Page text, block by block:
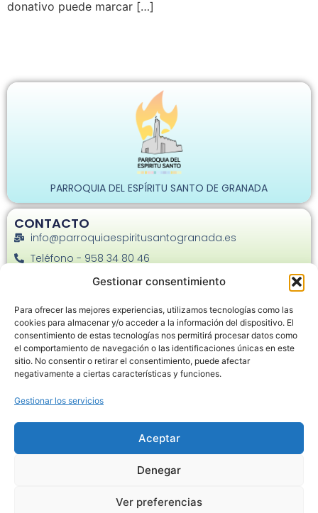
Gestionar consentimiento
Para ofrecer las mejores experiencias, utilizamos tecnologías como las
cookies para almacenar y/o acceder a la información del dispositivo. El
consentimiento de estas tecnologías nos permitirá procesar datos como
el comportamiento de navegación o las identificaciones únicas en este
sitio. No consentir o retirar el consentimiento, puede afectar
negativamente a ciertas características y funciones.
Gestionar los servicios
Aceptar
Denegar
Ver preferencias
donativo puede marcar […]
PARROQUIA DEL ESPÍRITU SANTO DE GRANADA
CONTACTO
info@parroquiaespiritusantogranada.es
Teléfono - 958 34 80 46
C. Joaquina Eguaras, 22 - 18013
Política de cookies
Estoy de acuerdo